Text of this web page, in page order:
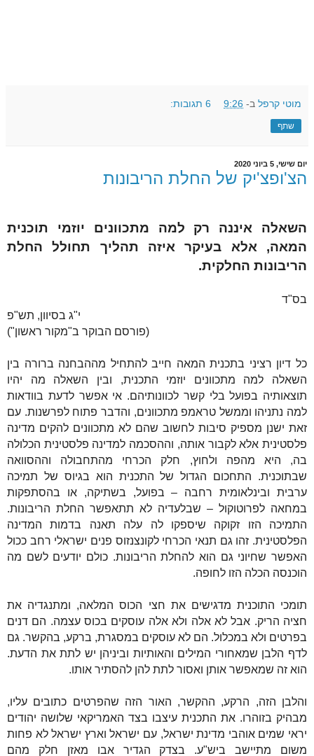
מוטי קרפל ב- 9:26 6 תגובות:
שתף
יום שישי, 5 ביוני 2020
הצ'ופצ'יק של החלת הריבונות
השאלה איננה רק למה מתכוונים יוזמי תוכנית
המאה, אלא בעיקר איזה תהליך תחולל החלת
הריבונות החלקית.
בס"ד
י"ג בסיוון, תש"פ
(פורסם הבוקר ב"מקור ראשון")
כל דיון רציני בתכנית המאה חייב להתחיל מההבחנה ברורה בין
השאלה למה מתכוונים יוזמי התכנית, ובין השאלה מה יהיו
תוצאותיה בפועל בלי קשר לכוונותיהם. אי אפשר לדעת בוודאות
למה נתניהו וממשל טראמפ מתכוונים, והדבר פתוח לפרשנות. עם
זאת ישנן מספיק סיבות לחשוב שהם לא מתכוונים להקים מדינה
פלסטינית אלא לקבור אותה, וההסכמה למדינה פלסטינית הכלולה
בה, היא מהפה ולחוץ, חלק הכרחי מהתחבולה וההסוואה
שבתוכנית. התחכום הגדול של התכנית הוא בגיוס של תמיכה
ערבית ובינלאומית רחבה – בפועל, בשתיקה, או בהסתפקות
במחאה לפרוטוקול – שבלעדיה לא תתאפשר החלת הריבונות.
התמיכה הזו זקוקה שיספקו לה עלה תאנה בדמות המדינה
הפלסטינית. זהו גם תנאי הכרחי לקונצנזוס פנים ישראלי רחב ככול
האפשר שחיוני גם הוא להחלת הריבונות. כולם יודעים לשם מה
הוכנסה הכלה הזו לחופה.
תומכי התוכנית מדגישים את חצי הכוס המלאה, ומתנגדיה את
חציה הריק. אבל לא אלה ולא אלה עוסקים בכוס עצמה. הם דנים
בפרטים ולא במכלול. הם לא עוסקים במסגרת, ברקע, בהקשר. גם
לדף הלבן שמאחורי המילים והאותיות וביניהן יש לתת את הדעת.
הוא זה שמאפשר אותן ואסור לתת להן להסתיר אותו.
והלבן הזה, הרקע, ההקשר, האור הזה שהפרטים כתובים עליו,
מבהיק בזוהרו. את התכנית עיצבו בצד האמריקאי שלושה יהודים
יראי שמים אוהבי מדינת ישראל, עם ישראל וארץ ישראל לא פחות
משום מתיישב ביש"ע. בצדק הגדיר אבו מאזן חלק מהם